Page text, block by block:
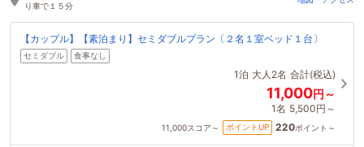
り車で１５分
【カップル】【素泊まり】セミダブルプラン〔２名１室ベッド１台〕
セミダブル 食事なし
1泊 大人2名 合計(税込)
11,000円～
1名 5,500円～
11,000スコア～ ポイントUP 220ポイント～